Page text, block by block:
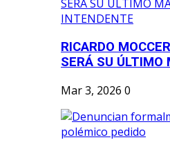
RICARDO
SERÁ SU ÚLTIMO
Mar 3, 2026 0